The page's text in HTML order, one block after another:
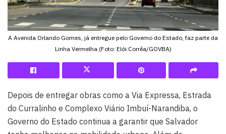
A Avenida Orlando Gomes, já entregue pelo Governo do Estado, faz parte da
Linha Vermelha (Foto: Elói Corrêa/GOVBA)
Depois de entregar obras como a Via Expressa, Estrada
do Curralinho e Complexo Viário Imbuí-Narandiba, o
Governo do Estado continua a garantir que Salvador